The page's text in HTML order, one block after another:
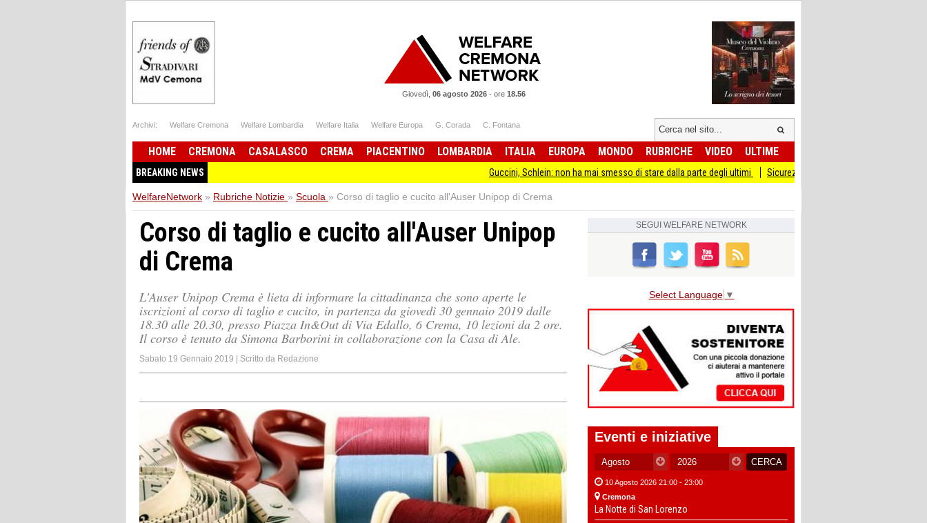
Giovedì, 06 agosto 2026- ore 18.56
Archivi: Welfare Cremona Welfare Lombardia Welfare Italia Welfare Europa G. Corada C. Fontana
HOME CREMONA CASALASCO CREMA PIACENTINO LOMBARDIA ITALIA EUROPA MONDO RUBRICHE VIDEO ULTIME
BREAKING NEWS Guccini, Schlein: non ha mai smesso di stare dalla parte degli ultimi Sicurezza I Giovani Democratici ribattono ai Giovani
WelfareNetwork » Rubriche Notizie » Scuola » Corso di taglio e cucito all'Auser Unipop di Crema
Corso di taglio e cucito all'Auser Unipop
di Crema
L'Auser Unipop Crema è lieta di informare la cittadinanza che sono aperte le
iscrizioni al corso di taglio e cucito, in partenza da giovedì 30 gennaio 2019 dalle
18.30 alle 20.30, presso Piazza In&Out di Via Edallo, 6 Crema, 10 lezioni da 2 ore.
Il corso è tenuto da Simona Barborini in collaborazione con la Casa di Ale.
Sabato 19 Gennaio 2019 | Scritto da Redazione
SEGUI WELFARE NETWORK
Select Language ▼
Eventi e iniziative
10 Agosto 2026 21:00 - 23:00
Cremona
La Notte di San Lorenzo